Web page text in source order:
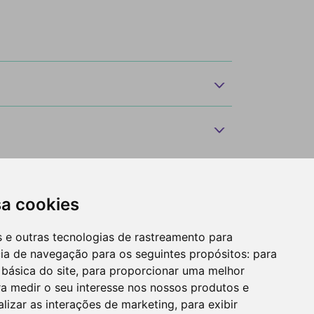
cookies
e outras tecnologias de rastreamento para
de navegação para os seguintes propósitos: para
do site, para proporcionar uma melhor
medir o seu interesse nos nossos produtos e
as interações de marketing, para exibir